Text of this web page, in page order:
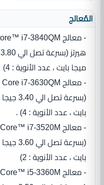
المٌعالج
ميجا بايت ، عدد الأنوية : 4)
بايت ، عدد الأنوية : 4) .
بايت ، عدد الأنوية : 2)